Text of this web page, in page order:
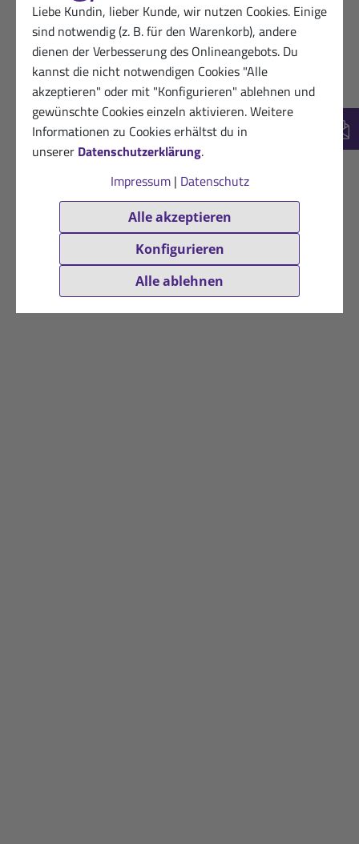
Liebe Kundin, lieber Kunde, wir nutzen Cookies. Einige
sind notwendig (z. B. für den Warenkorb), andere
dienen der Verbesserung des Onlineangebots. Du
kannst die nicht notwendigen Cookies "Alle
akzeptieren" oder mit "Konfigurieren" ablehnen und
gewünschte Cookies einzeln aktivieren. Weitere
Informationen zu Cookies erhältst du in
unserer Datenschutzerklärung.
Impressum| Datenschutz
Alle akzeptieren
Konfigurieren
Alle ablehnen